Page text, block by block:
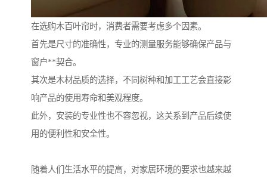
在选购木百叶帘时，消费者需要考虑多个因素。
首先是尺寸的准确性，专业的测量服务能够确保产品与
窗户**契合。
其次是木材品质的选择，不同树种和加工工艺会直接影
响产品的使用寿命和美观程度。
此外，安装的专业性也不容忽视，这关系到产品后续使
用的便利性和安全性。
随着人们生活水平的提高，对家居环境的要求也越来越